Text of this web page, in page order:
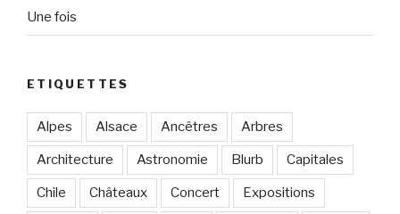
Une fois
ETIQUETTES
Alpes Alsace Ancêtres Arbres
Architecture Astronomie Blurb Capitales
Chile Châteaux Concert Expositions